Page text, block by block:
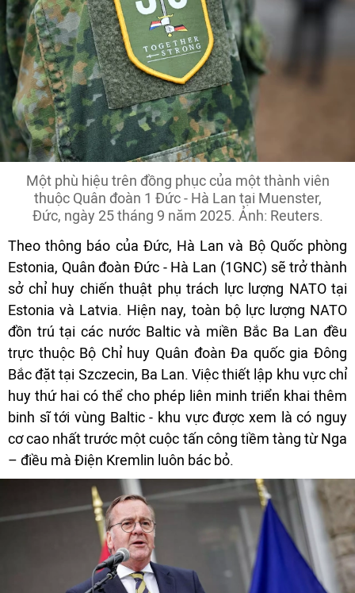
Một phù hiệu trên đồng phục của một thành viên
thuộc Quân đoàn 1 Đức - Hà Lan tại Muenster,
Đức, ngày 25 tháng 9 năm 2025. Ảnh: Reuters.
Theo thông báo của Đức, Hà Lan và Bộ Quốc phòng
Estonia, Quân đoàn Đức - Hà Lan (1GNC) sẽ trở thành
sở chỉ huy chiến thuật phụ trách lực lượng NATO tại
Estonia và Latvia. Hiện nay, toàn bộ lực lượng NATO
đồn trú tại các nước Baltic và miền Bắc Ba Lan đều
trực thuộc Bộ Chỉ huy Quân đoàn Đa quốc gia Đông
Bắc đặt tại Szczecin, Ba Lan. Việc thiết lập khu vực chỉ
huy thứ hai có thể cho phép liên minh triển khai thêm
binh sĩ tới vùng Baltic - khu vực được xem là có nguy
cơ cao nhất trước một cuộc tấn công tiềm tàng từ Nga
– điều mà Điện Kremlin luôn bác bỏ.